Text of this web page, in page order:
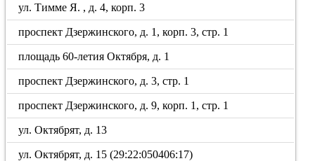
ул. Тимме Я. , д. 4, корп. 3
проспект Дзержинского, д. 1, корп. 3, стр. 1
площадь 60-летия Октября, д. 1
проспект Дзержинского, д. 3, стр. 1
проспект Дзержинского, д. 9, корп. 1, стр. 1
ул. Октябрят, д. 13
ул. Октябрят, д. 15 (29:22:050406:17)